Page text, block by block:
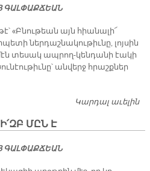
ԳԱԼ­ՓԱՔ­ՃԵԱՆ
«Բնութեան այն հիանալի՜
ներդաշնակութիւնը, լոյսին
տեսակ ապրող-կենդանի էակի
անվերջ հրաշքներ
Կարդալ աւելին
ՄԸՆ Է
ԳԱԼ­ՓԱՔ­ՃԵԱՆ